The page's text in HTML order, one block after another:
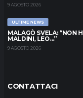
9 AGOSTO 2026
ULTIME NEWS
MALAGÒ SVELA: “NON
MALDINI, LEO…”
9 AGOSTO 2026
CONTATTACI